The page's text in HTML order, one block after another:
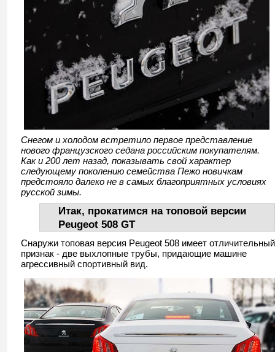
Снегом и холодом встретило первое представление
нового французского седана российским покупателям.
Как и 200 лет назад, показывать свой характер
следующему поколению семейства Пежо новичкам
предстояло далеко не в самых благоприятных условиях
русской зимы.
Итак, прокатимся на топовой версии
Peugeot 508 GT
Снаружи топовая версия Peugeot 508 имеет отличительный
признак - две выхлопные трубы, придающие машине
агрессивный спортивный вид.